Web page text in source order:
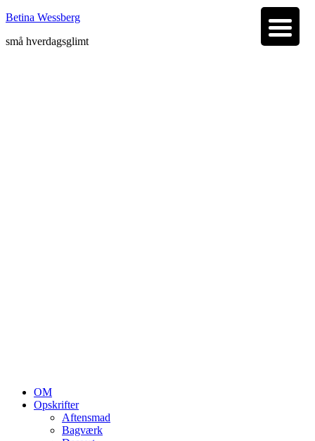
Betina Wessberg
små hverdagsglimt
OM
Opskrifter
Aftensmad
Bagværk